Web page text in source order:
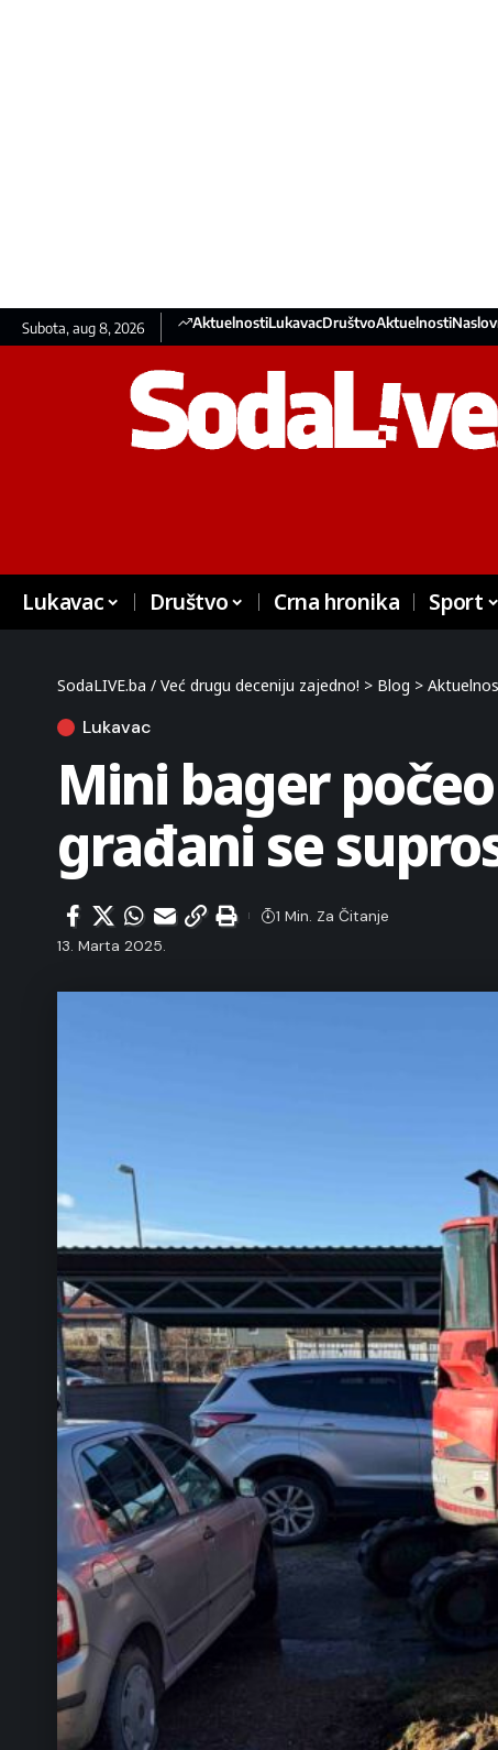
Subota, aug 8, 2026 AktuelnostiLukavacDruštvoAktuelnosti
Lukavac Društvo Crna hronika Sport
SodaLIVE.ba / Već drugu deceniju zajedno! > Blog >
Lukavac
Mini bager
građani se
13. Marta 2025.
1 Min. Za Čitanje